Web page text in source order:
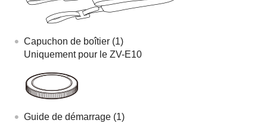
Capuchon de boîtier (1)
Uniquement pour le ZV-E10
Guide de démarrage (1)